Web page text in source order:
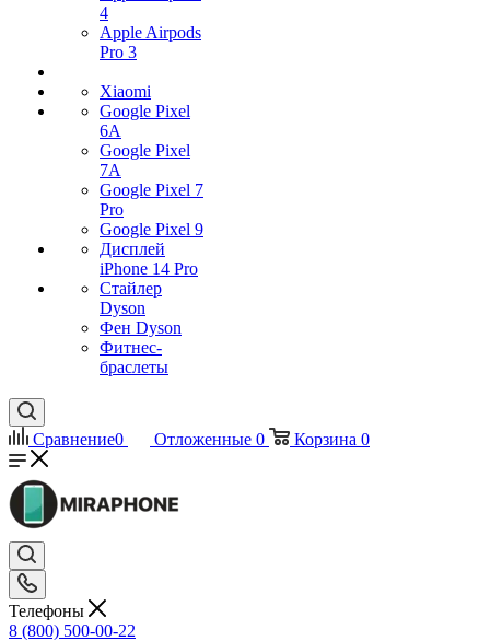
4
Apple Airpods
Pro 3
Xiaomi
Google Pixel
6A
Google Pixel
7А
Google Pixel 7
Pro
Google Pixel 9
Дисплей
iPhone 14 Pro
Стайлер
Dyson
Фен Dyson
Фитнес-
браслеты
Сравнение0 Отложенные 0 Корзина 0
Телефоны
8 (800) 500-00-22